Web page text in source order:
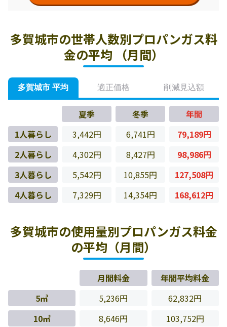
多賀城市の世帯人数別プロパンガス料
金の平均 （月間）
多賀城市 平均 適正価格 削減見込額
夏季 冬季
年間
1人暮らし
3,442円 6,741円
79,189円
2人暮らし
4,302円 8,427円
98,986円
3人暮らし
5,542円 10,855円
127,508円
4人暮らし
7,329円 14,354円 168,612円
多賀城市の使用量別プロパンガス料金
の平均（月間）
月間料金
年間平均料金
5㎥
5,236円
62,832円
10㎥
8,646円
103,752円